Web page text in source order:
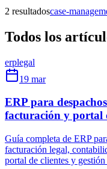
2 resultadoscase-
Todos los
erplegal
19 mar
ERP para
facturación y portal
Guía completa de ERP
facturación legal,
portal de clientes y